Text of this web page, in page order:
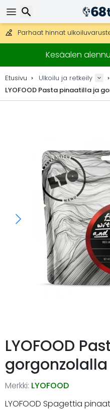
Mahdollisuus lähettää DHL
30 päivää palautukseen,
Parhaat hinnat
Kesäalen
Etusivu Ulkoilu ja retkeily
LYOFOOD Pasta pinaatilla ja
LYOFOOD
gorgonzolalla
Merkki: LYOFOOD
LYOFOOD Spagettia